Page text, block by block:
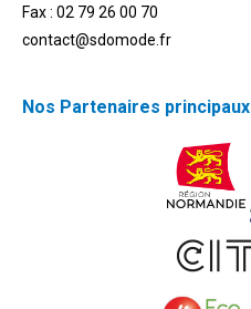
Fax : 02 79 26 00 70
contact@sdomode.fr
Nos Partenaires principaux